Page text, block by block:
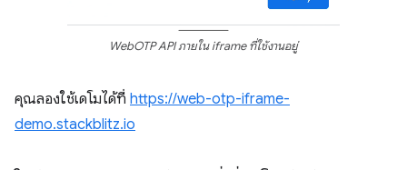
WebOTP API ภายใน iframe ที่ใช้งานอยู่
คุณลองใช้เดโมได้ที่ https://web-otp-iframe-
demo.stackblitz.io